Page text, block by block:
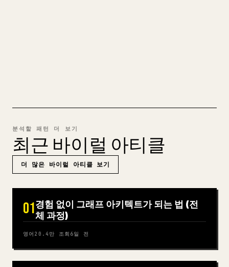
분석할 패턴 더 보기
최근 바이럴 아티클
더 많은 바이럴 아티클 보기
01경험 없이 그래프 아키텍트가 되는 법 (전
체 과정)
영어 20.4만 조회 6일 전